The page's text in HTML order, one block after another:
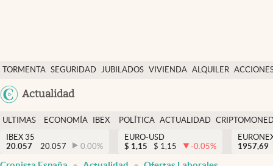
TORMENTA SEGURIDAD JUBILADOS VIVIENDA ALQUILER
USA
Actualidad
Economía y finanzas
Política
Actualidad
Criptomonedas
ULTIMAS
NOTICIAS
ECONOMÍA
FINANZAS
IBEX
EURO
POLÍTICA ACTUALIDAD
IBEX 35
20.057
20.057 0.00%
EURO-USD
$ 1,15 $ 1,15 -0.05%
1957,69